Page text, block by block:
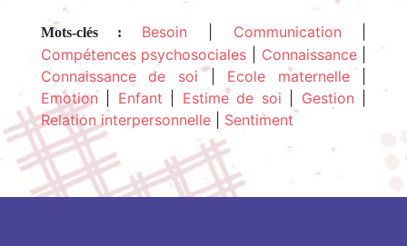
Mots-clés : Besoin Communication
Compétences psychosociales
Connaissance|
Connaissance de soi | Ecole maternelle|
Emotion| Enfant | Estime de soi Gestion
Relation interpersonnelle| Sentiment